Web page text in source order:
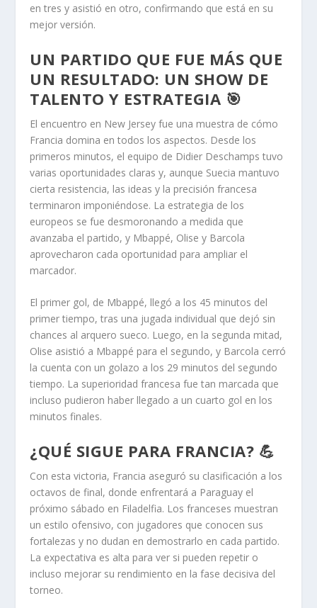
en tres y asistió en otro, confirmando que está en su
mejor versión.
UN PARTIDO QUE FUE MÁS QUE
UN RESULTADO: UN SHOW DE
TALENTO Y ESTRATEGIA 🎯
El encuentro en New Jersey fue una muestra de cómo
Francia domina en todos los aspectos. Desde los
primeros minutos, el equipo de Didier Deschamps tuvo
varias oportunidades claras y, aunque Suecia mantuvo
cierta resistencia, las ideas y la precisión francesa
terminaron imponiéndose. La estrategia de los
europeos se fue desmoronando a medida que
avanzaba el partido, y Mbappé, Olise y Barcola
aprovecharon cada oportunidad para ampliar el
marcador.
El primer gol, de Mbappé, llegó a los 45 minutos del
primer tiempo, tras una jugada individual que dejó sin
chances al arquero sueco. Luego, en la segunda mitad,
Olise asistió a Mbappé para el segundo, y Barcola cerró
la cuenta con un golazo a los 29 minutos del segundo
tiempo. La superioridad francesa fue tan marcada que
incluso pudieron haber llegado a un cuarto gol en los
minutos finales.
¿QUÉ SIGUE PARA FRANCIA? 💪
Con esta victoria, Francia aseguró su clasificación a los
octavos de final, donde enfrentará a Paraguay el
próximo sábado en Filadelfia. Los franceses muestran
un estilo ofensivo, con jugadores que conocen sus
fortalezas y no dudan en demostrarlo en cada partido.
La expectativa es alta para ver si pueden repetir o
incluso mejorar su rendimiento en la fase decisiva del
torneo.